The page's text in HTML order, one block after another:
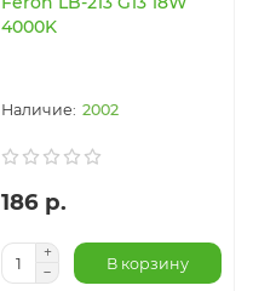
4000K
2002
186 р.
В корзину